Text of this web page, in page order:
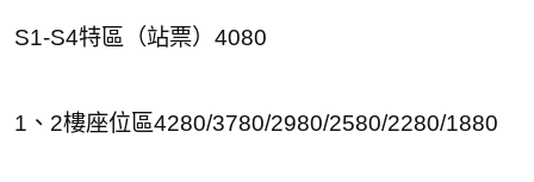
S1-S4特區（站票）4080
1、2樓座位區4280/3780/2980/2580/2280/1880